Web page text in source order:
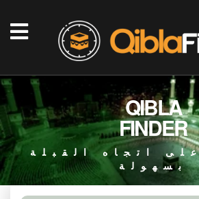
QIBLA
FINDER
اتجاه القبلة
بسهولة